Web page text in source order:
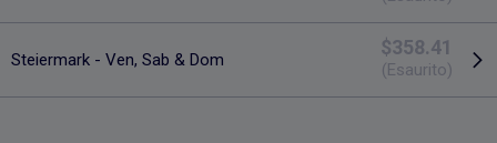
Steiermark - Ven, Sab & Dom
$358.41
(Esaurito)